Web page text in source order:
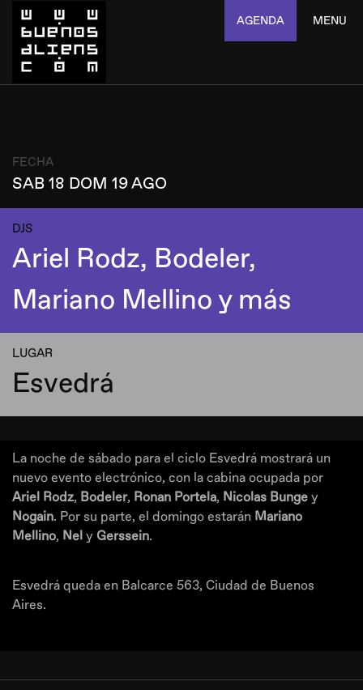
AGENDA MENU
FECHA
SAB 18 DOM 19 AGO
DJS
Ariel Rodz, Bodeler,
Mariano Mellino y más
LUGAR
Esvedrá
La noche de sábado para el ciclo Esvedrá mostrará un
nuevo evento electrónico, con la cabina ocupada por
Ariel Rodz, Bodeler, Ronan Portela, Nicolas Bunge y
Nogain. Por su parte, el domingo estarán Mariano
Mellino, Nel y Gerssein.
Esvedrá queda en Balcarce 563, Ciudad de Buenos
Aires.